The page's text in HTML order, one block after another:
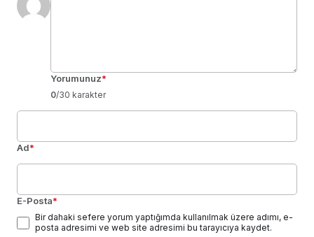
Yorumunuz*
0/30 karakter
Ad*
E-Posta*
Bir dahaki sefere yorum yaptığımda kullanılmak üzere adımı, e-
posta adresimi ve web site adresimi bu tarayıcıya kaydet.